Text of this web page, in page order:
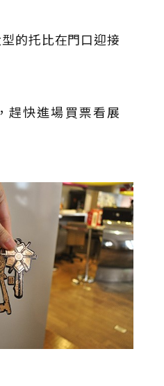
的托比在門口迎接
趕快進場買票看展